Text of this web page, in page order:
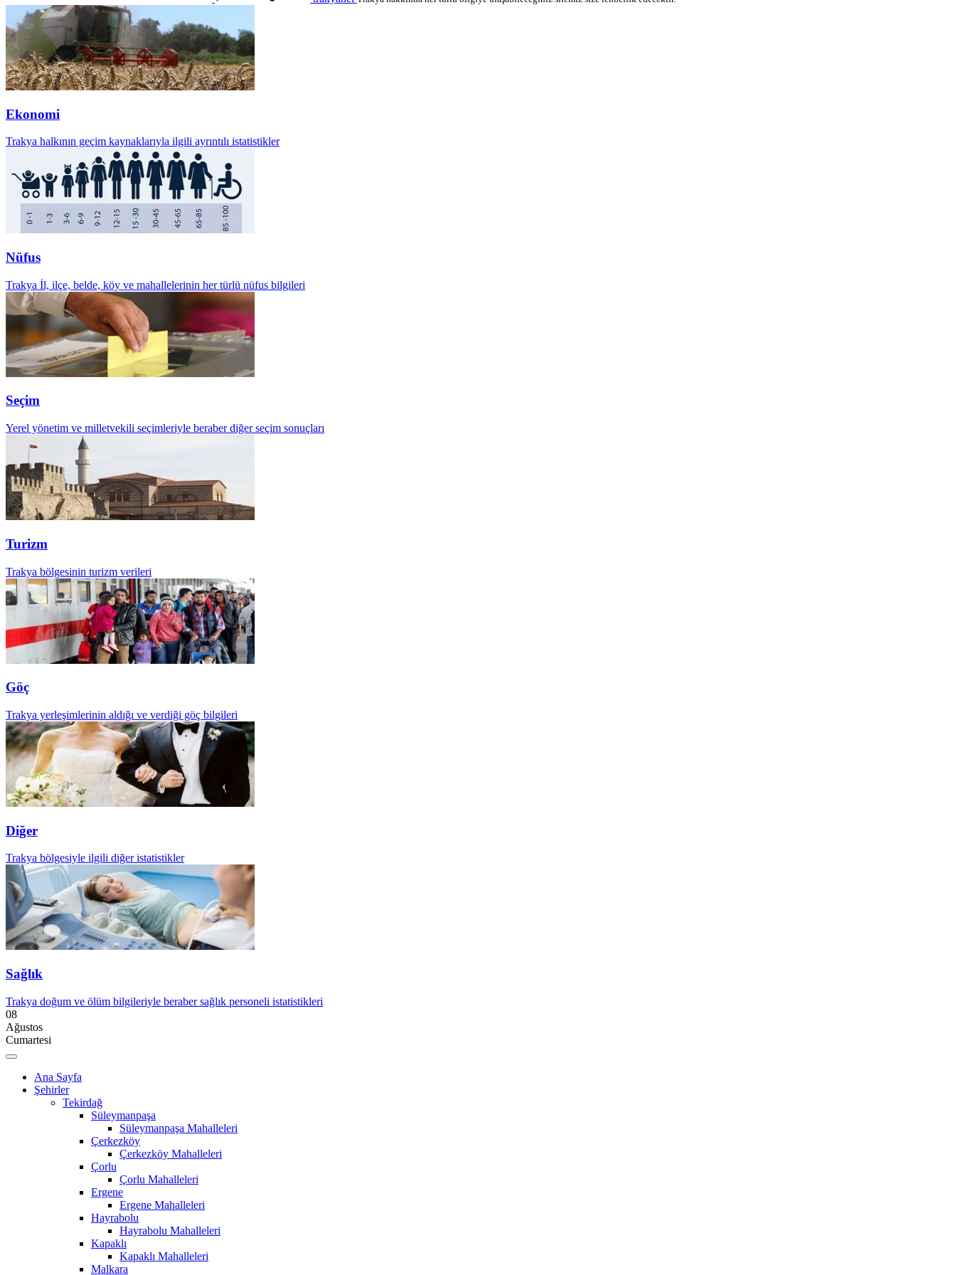
Ekonomi
Trakya halkının geçim kaynaklarıyla ilgili ayrıntılı istatistikler
Nüfus
Trakya İl, ilçe, belde, köy ve mahallelerinin her türlü nüfus bilgileri
Seçim
Yerel yönetim ve milletvekili seçimleriyle beraber diğer seçim sonuçları
Turizm
Trakya bölgesinin turizm verileri
Göç
Trakya yerleşimlerinin aldığı ve verdiği göç bilgileri
Diğer
Trakya bölgesiyle ilgili diğer istatistikler
Sağlık
Trakya doğum ve ölüm bilgileriyle beraber sağlık personeli istatistikleri
08
Ağustos
Cumartesi
Ana Sayfa
Şehirler
Tekirdağ
Süleymanpaşa
Süleymanpaşa Mahalleleri
Çerkezköy
Çerkezköy Mahalleleri
Çorlu
Çorlu Mahalleleri
Ergene
Ergene Mahalleleri
Hayrabolu
Hayrabolu Mahalleleri
Kapaklı
Kapaklı Mahalleleri
Malkara